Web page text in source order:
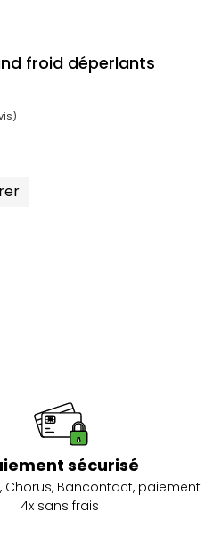
froid déperlants
sécurisé
Chorus, Bancontact, paiement
4x sans frais